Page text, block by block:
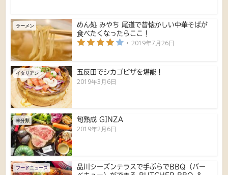
ラーメン
めん処 みやち 尾道で昔懐かしい中華そばが
食べたくなったらここ！
2019年7月26日
イタリアン 五反田でシカゴピザを堪能！
2019年3月6日
未分類 旬熟成 GINZA
2019年2月6日
フードニュース
品川シーズンテラスで手ぶらでBBQ（バー